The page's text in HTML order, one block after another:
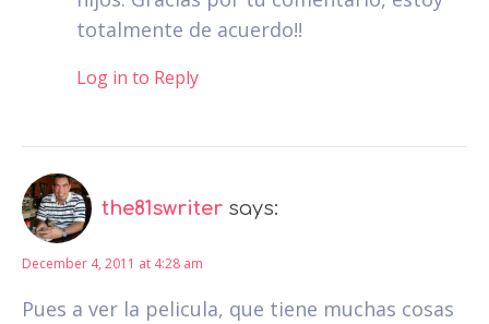
totalmente de acuerdo!!
Log in to Reply
the81swriter says:
December 4, 2011 at 4:28 am
Pues a ver la pelicula, que tiene muchas cosas